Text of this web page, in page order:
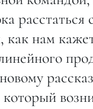
расстаться
как нам